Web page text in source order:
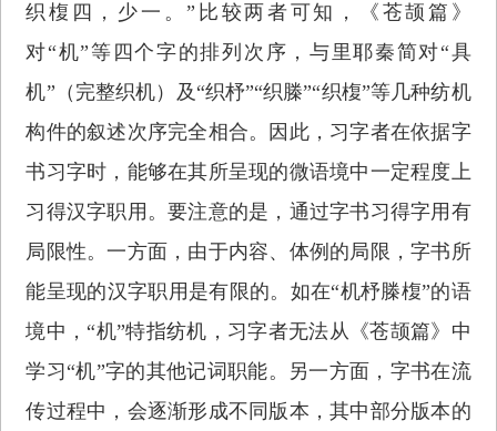
织椱四，少一。”比较两者可知，《苍颉篇》
对“机”等四个字的排列次序，与里耶秦简对“具
机”（完整织机）及“织杼”“织榺”“织椱”等几种纺机
构件的叙述次序完全相合。因此，习字者在依据字
书习字时，能够在其所呈现的微语境中一定程度上
习得汉字职用。要注意的是，通过字书习得字用有
局限性。一方面，由于内容、体例的局限，字书所
能呈现的汉字职用是有限的。如在“机杼榺椱”的语
境中，“机”特指纺机，习字者无法从《苍颉篇》中
学习“机”字的其他记词职能。另一方面，字书在流
传过程中，会逐渐形成不同版本，其中部分版本的